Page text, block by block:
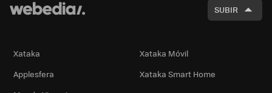
SUBIR
Xataka
Xataka Móvil
Applesfera
Xataka Smart Home